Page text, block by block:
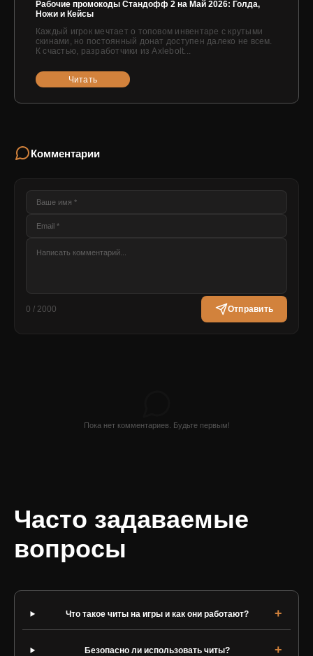
Рабочие промокоды Стандофф 2 на Май 2026: Голда,
Ножи и Кейсы
Каждый игрок мечтает о топовом инвентаре с крутыми
скинами, но постоянный донат доступен далеко не всем.
К счастью, разработчики из Axlebolt...
Читать
Комментарии
0 / 2000 Отправить
Пока нет комментариев. Будьте первым!
Часто задаваемые
вопросы
Что такое читы на игры и как они работают?
Безопасно ли использовать читы?